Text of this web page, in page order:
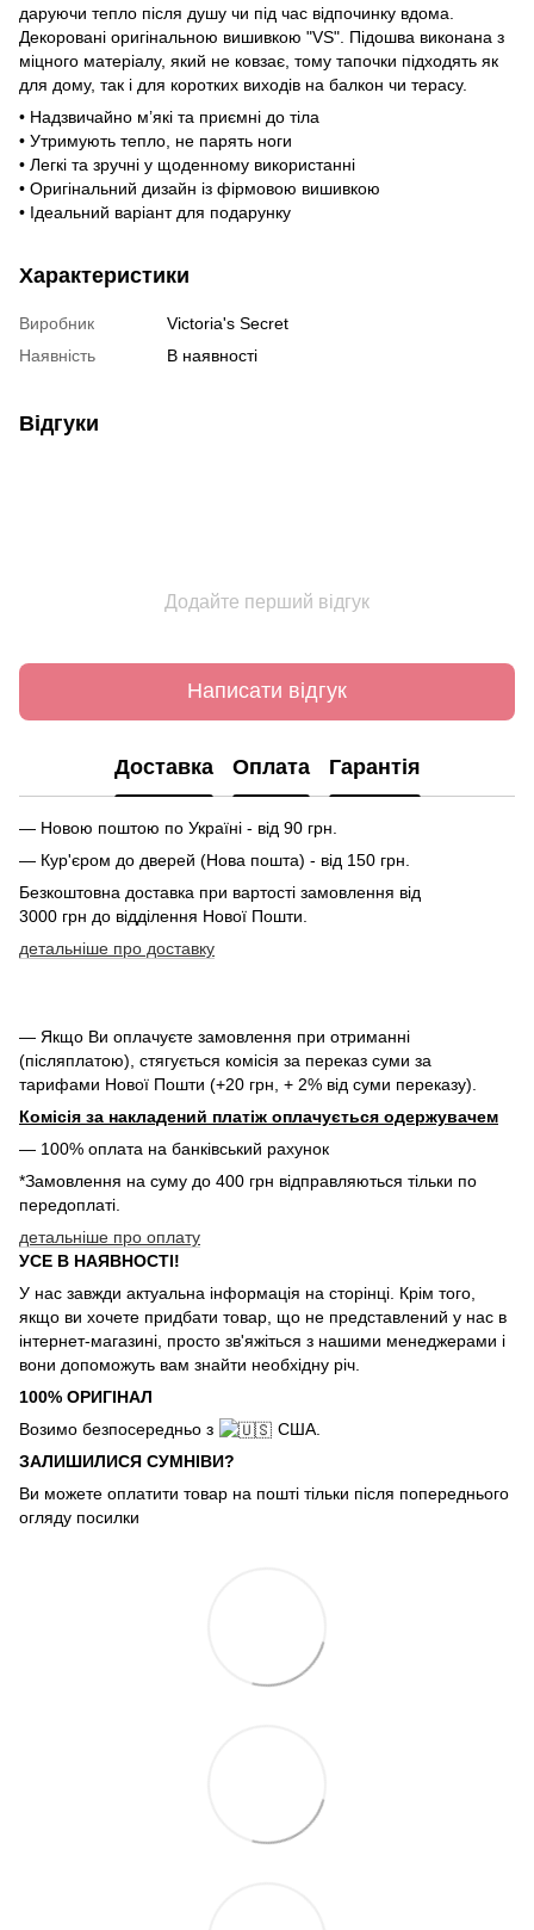
даруючи тепло після душу чи під час відпочинку вдома.
Декоровані оригінальною вишивкою "VS". Підошва виконана з
міцного матеріалу, який не ковзає, тому тапочки підходять як
для дому, так і для коротких виходів на балкон чи терасу.
• Надзвичайно м’які та приємні до тіла
• Утримують тепло, не парять ноги
• Легкі та зручні у щоденному використанні
• Оригінальний дизайн із фірмовою вишивкою
• Ідеальний варіант для подарунку
Характеристики
Виробник
Victoria's Secret
Наявність
В наявності
Відгуки
Додайте перший відгук
Написати відгук
Доставка Оплата Гарантія
— Новою поштою по Україні - від 90 грн.
— Кур'єром до дверей (Нова пошта) - від 150 грн.
Безкоштовна доставка при вартості замовлення від
3000 грн до відділення Нової Пошти.
детальніше про доставку
— Якщо Ви оплачуєте замовлення при отриманні
(післяплатою), стягується комісія за переказ суми за
тарифами Нової Пошти (+20 грн, + 2% від суми переказу).
Комісія за накладений платіж оплачується одержувачем
— 100% оплата на банківський рахунок
*Замовлення на суму до 400 грн відправляються тільки по
передоплаті.
детальніше про оплату
УСЕ В НАЯВНОСТІ!
У нас завжди актуальна інформація на сторінці. Крім того,
якщо ви хочете придбати товар, що не представлений у нас в
інтернет-магазині, просто зв'яжіться з нашими менеджерами і
вони допоможуть вам знайти необхідну річ.
100% ОРИГІНАЛ
Возимо безпосередньо з
США.
ЗАЛИШИЛИСЯ СУМНІВИ?
Ви можете оплатити товар на пошті тільки після попереднього
огляду посилки